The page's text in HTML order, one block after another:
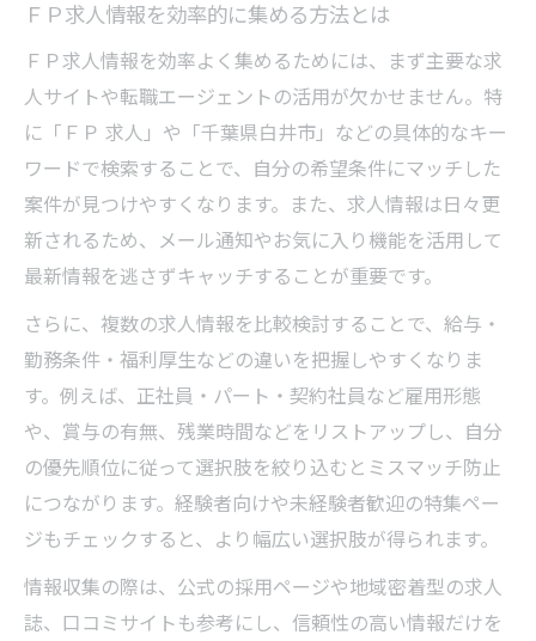
ＦＰ求人で失敗しない郵便番号の調べ方
ＦＰ求人情報と郵便番号入力のポイント
ＦＰ求人書類に必要な郵便番号の正確性
地域密着！白井市で有利に転職するための手順
ＦＰ求人選びで地元情報を活用する流れ
地域密着型ＦＰ求人で転職活動を進めるコ
ツ
白井市の地名・郵便番号を使った転職事例
ＦＰ求人応募の前に地域特性を把握しよう
ＦＰ求人紹介で地元企業をリサーチする方
法
応募書類作成に役立つ白井市の住所表記ポイン
ト
ＦＰ求人応募書類で必要な住所表記の注意
点
ＦＰ求人情報を効率的に集める方法とは
ＦＰ求人情報を効率よく集めるためには、まず主要な求
人サイトや転職エージェントの活用が欠かせません。特
に「ＦＰ 求人」や「千葉県白井市」などの具体的なキー
ワードで検索することで、自分の希望条件にマッチした
案件が見つけやすくなります。また、求人情報は日々更
新されるため、メール通知やお気に入り機能を活用して
最新情報を逃さずキャッチすることが重要です。
さらに、複数の求人情報を比較検討することで、給与・
勤務条件・福利厚生などの違いを把握しやすくなりま
す。例えば、正社員・パート・契約社員など雇用形態
や、賞与の有無、残業時間などをリストアップし、自分
の優先順位に従って選択肢を絞り込むとミスマッチ防止
につながります。経験者向けや未経験者歓迎の特集ペー
ジもチェックすると、より幅広い選択肢が得られます。
情報収集の際は、公式の採用ページや地域密着型の求人
誌、口コミサイトも参考にし、信頼性の高い情報だけを